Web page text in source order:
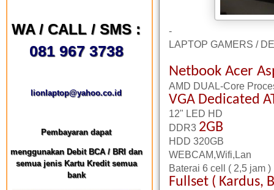
WA / CALL / SMS :
081 967 3738
lionlaptop@yahoo.co.id
Pembayaran dapat
menggunakan Debit BCA / BRI dan
semua jenis Kartu Kredit semua
bank
-
LAPTOP GAMERS /
Netbook Acer
AMD DUAL-Core
VGA Dedicated
12" LED HD
DDR3 2GB
HDD 320GB
WEBCAM,Wifi,Lan
Baterai 6 cell ( 2,5 jam )
Fullset ( Kardus,